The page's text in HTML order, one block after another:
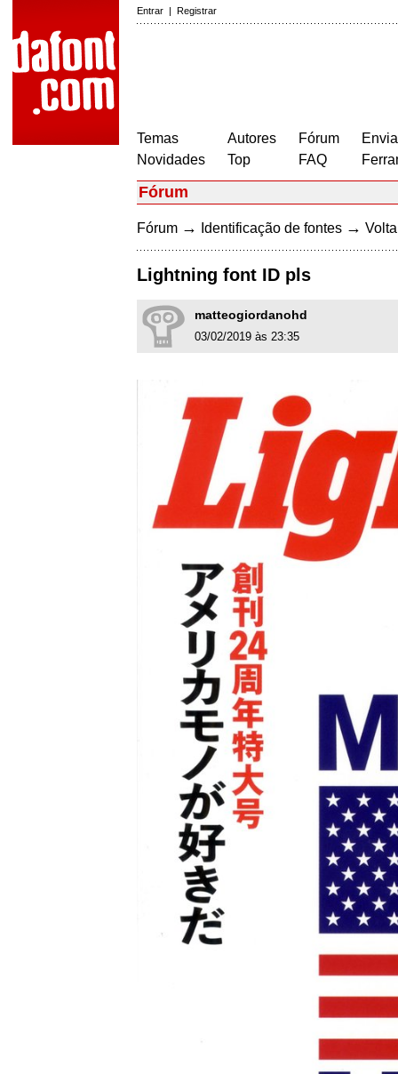
Entrar | Registrar
Temas
Novidades
Autores
Top
Fórum
FAQ
Fórum
Fórum → Identificação de fontes →
Lightning font ID pls
matteogiordanohd
03/02/2019 às 23:35